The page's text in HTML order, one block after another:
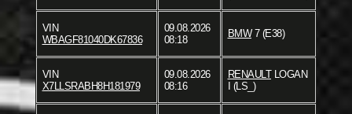
VIN
WBAGF81040DK67836
09.08.2026
08:18
BMW7 (E38)
VIN
X7LLSRABH8H181979
09.08.2026
08:16
RENAULTLOGAN
I (LS_)